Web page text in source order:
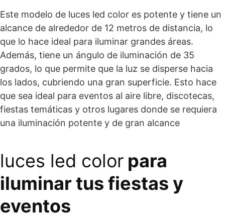
Este modelo de luces led color es potente y tiene un
alcance de alrededor de 12 metros de distancia, lo
que lo hace ideal para iluminar grandes áreas.
Además, tiene un ángulo de iluminación de 35
grados, lo que permite que la luz se disperse hacia
los lados, cubriendo una gran superficie. Esto hace
que sea ideal para eventos al aire libre, discotecas,
fiestas temáticas y otros lugares donde se requiera
una iluminación potente y de gran alcance
luces led color para
iluminar tus fiestas y
eventos